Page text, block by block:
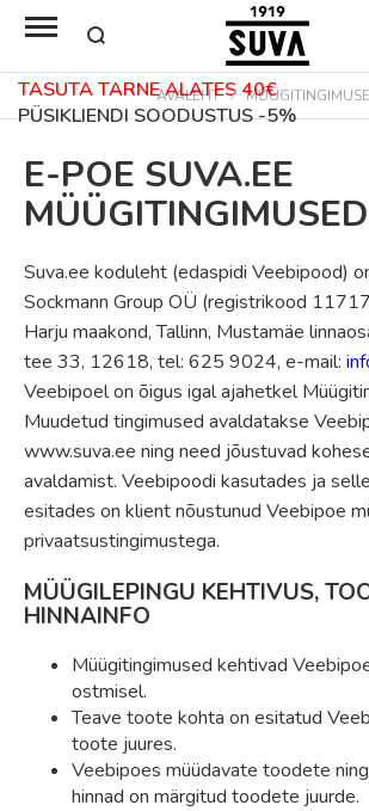
TASUTA TARNE ALATES 40€
PÜSIKLIENDI SOODUSTUS -5%
AVALEHT
E-POE SUVA.EE
MÜÜGITINGIMUSED
Suva.ee koduleht (edaspidi Veebipood)
Sockmann Group OÜ (registrikood
Harju maakond, Tallinn, Mustamäe
tee 33, 12618, tel: 625 9024, e-mail:
Veebipoel on õigus igal ajahetkel
Muudetud tingimused avaldatakse
www.suva.ee ning need jõustuvad
avaldamist. Veebipoodi kasutades ja
esitades on klient nõustunud Veebipoe
privaatsustingimustega.
MÜÜGILEPINGU KEHTIVUS,
HINNAINFO
Müügitingimused kehtivad
ostmisel.
Teave toote kohta on esitatud
toote juures.
Veebipoes müüdavate toodete
hinnad on märgitud toodete juurde.